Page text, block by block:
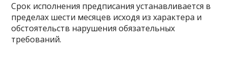
Срок исполнения предписания устанавливается в
пределах шести месяцев исходя из характера и
обстоятельств нарушения обязательных
требований.